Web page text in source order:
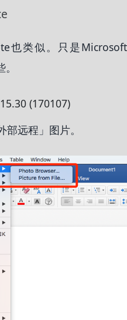
也类似。只是Microsoft
(170107)
远程」图片。